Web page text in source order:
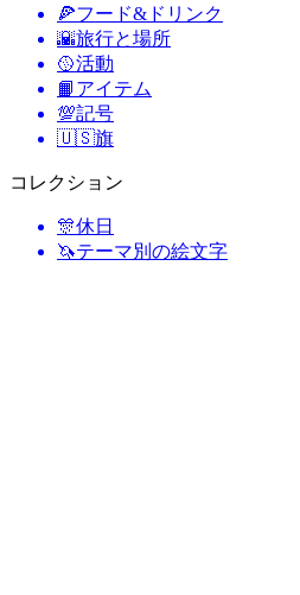
🍕フード&ドリンク
🌇旅行と場所
🥎活動
📙 アイテム
💯記号
🇺🇸旗
コレクション
🎊休日
🦄テーマ別の絵文字